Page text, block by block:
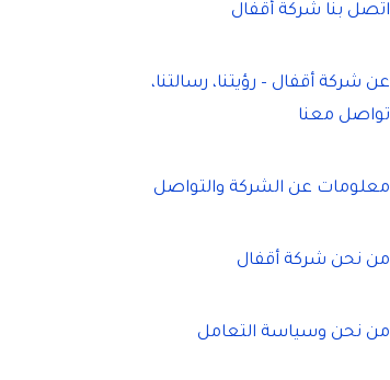
اتصل بنا شركة أقفال
عن شركة أقفال – رؤيتنا، رسالتنا،
تواصل معنا
معلومات عن الشركة والتواصل
من نحن شركة أقفال
من نحن وسياسة التعامل